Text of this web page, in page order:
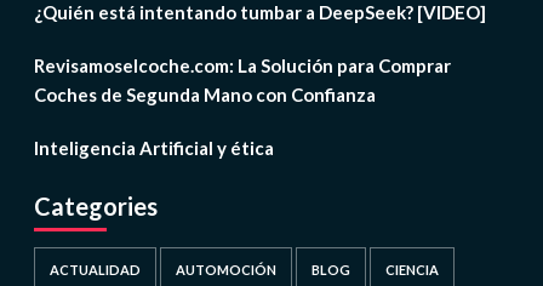
¿Quién está intentando tumbar a DeepSeek? [VIDEO]
Revisamoselcoche.com: La Solución para Comprar
Coches de Segunda Mano con Confianza
Inteligencia Artificial y ética
Categories
ACTUALIDAD AUTOMOCIÓN BLOG CIENCIA